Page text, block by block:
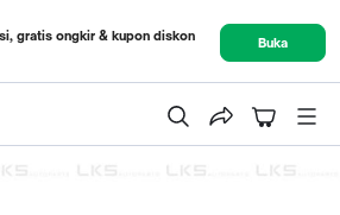
gratis ongkir & kupon diskon
Buka